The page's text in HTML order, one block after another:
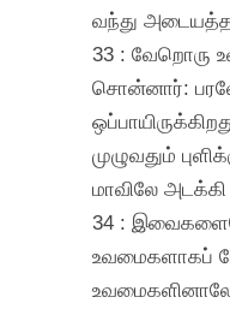
வந்து
33 : வேறொரு
சொன்னார்:
முழுவதும்
மாவிலே
34 :
உவமைகளாகப்